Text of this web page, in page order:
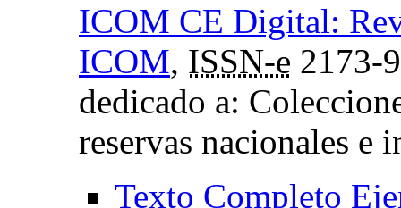
ICOM CE Digital:
ICOM, ISSN-e 2173-
dedicado a:
reservas nacionales e
Texto Completo